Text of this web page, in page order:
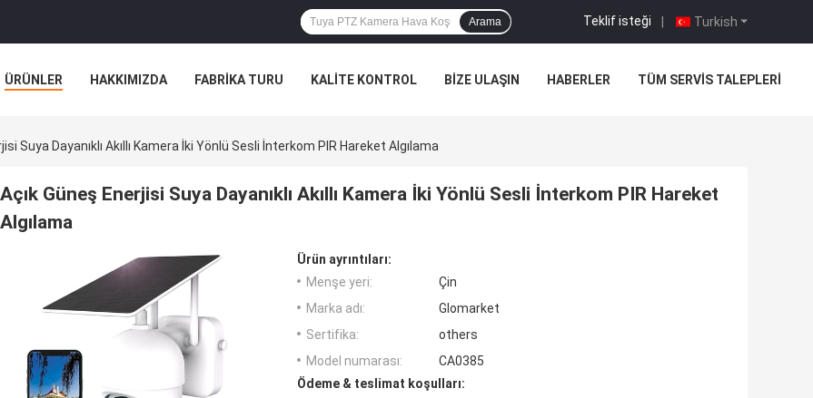
Turkish
Teklif isteği |
Arama
ÜRÜNLER HAKKIMIZDA FABRIKA TURU KALITE KONTROL BIZE ULAŞIN HABERLER TÜM SERVIS TALEPLERI
Suya Dayanıklı Akıllı Kamera İki Yönlü Sesli İnterkom PIR Hareket Algılama
Açık Güneş Enerjisi Suya Dayanıklı Akıllı Kamera İki Yönlü Sesli İnterkom PIR Hareket
Algılama
Ürün ayrıntıları:
Menşe yeri:
Çin
Marka adı:
Glomarket
Sertifika:
others
Model numarası:
CA0385
Ödeme & teslimat koşulları: